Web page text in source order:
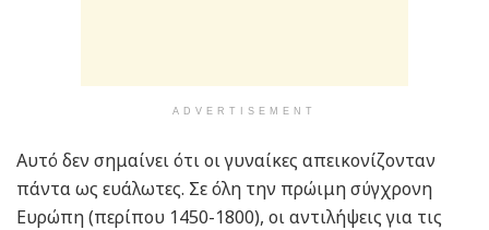
ADVERTISEMENT
Αυτό δεν σημαίνει ότι οι γυναίκες απεικονίζονταν
πάντα ως ευάλωτες. Σε όλη την πρώιμη σύγχρονη
Ευρώπη (περίπου 1450-1800), οι αντιλήψεις για τις